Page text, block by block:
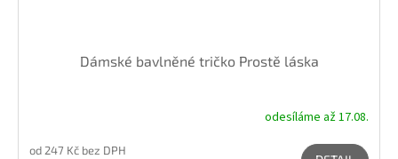
Dámské bavlněné tričko Prostě láska
odesíláme až 17.08.
od 247 Kč bez DPH